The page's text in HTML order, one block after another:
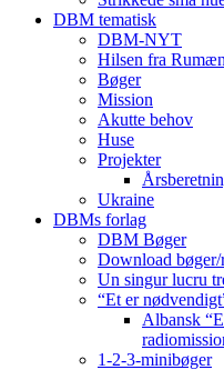
DBM tematisk
DBM-NYT
Hilsen fra
Bøger
Mission
Akutte behov
Huse
Projekter
Ukraine
DBMs forlag
DBM Bøger
Download bøger/
Un singur lucru
“Et er
Albansk
1-2-3-minibøger